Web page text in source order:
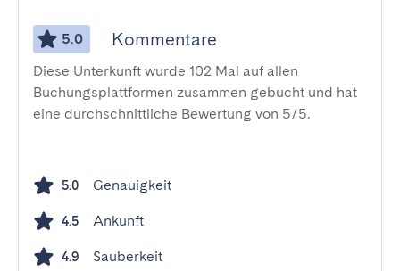
5.0 Kommentare
Diese Unterkunft wurde 102 Mal auf allen
Buchungsplattformen zusammen gebucht und hat
eine durchschnittliche Bewertung von 5/5.
5.0 Genauigkeit
4.5 Ankunft
4.9 Sauberkeit